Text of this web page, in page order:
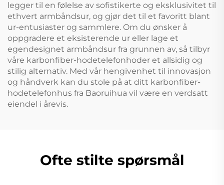
legger til en følelse av sofistikerte og eksklusivitet til
ethvert armbåndsur, og gjør det til et favoritt blant
ur-entusiaster og sammlere. Om du ønsker å
oppgradere et eksisterende ur eller lage et
egendesignet armbåndsur fra grunnen av, så tilbyr
våre karbonfiber-hodetelefonhoder et allsidig og
stilig alternativ. Med vår hengivenhet til innovasjon
og håndverk kan du stole på at ditt karbonfiber-
hodetelefonhus fra Baoruihua vil være en verdsatt
eiendel i årevis.
Ofte stilte spørsmål